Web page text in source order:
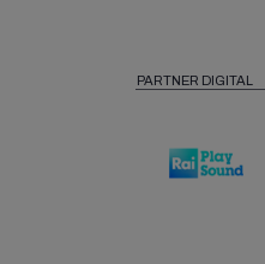
PARTNER DIGITAL